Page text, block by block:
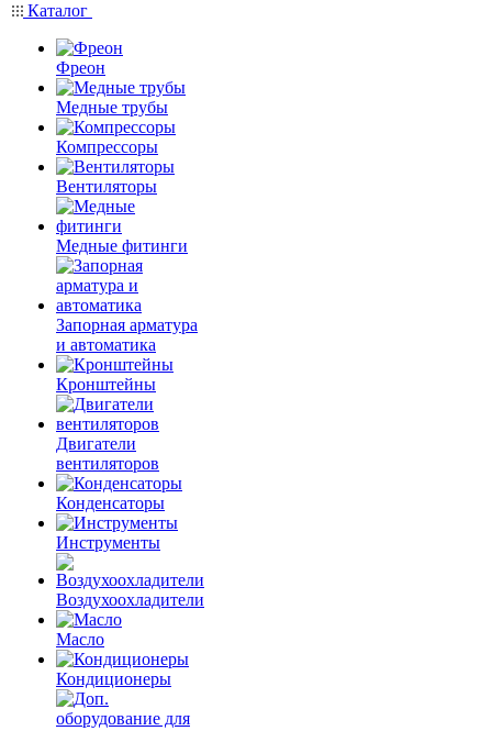
Каталог
Фреон
Медные трубы
Компрессоры
Вентиляторы
Медные фитинги
Запорная арматура
и автоматика
Кронштейны
Двигатели
вентиляторов
Конденсаторы
Инструменты
Воздухоохладители
Масло
Кондиционеры